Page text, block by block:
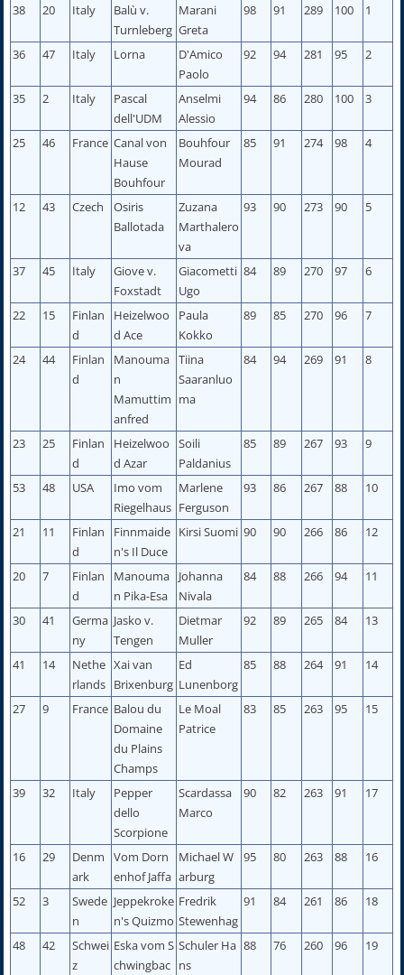
38 20 Italy
Balù v.
Turnleberg
Marani
Greta
98 91 289 100 1
36 47 Italy Lorna
D'Amico
Paolo
92 94 281 95 2
35 2 Italy
Pascal
dell'UDM
Anselmi
Alessio
94 86 280 100 3
25 46 France Canal von
Hause
Bouhfour
Bouhfour
Mourad
85 91 274 98 4
12 43 Czech
Osiris
Ballotada
Zuzana
Marthalero
va
93 90 273 90 5
37 45 Italy
Giove v.
Foxstadt
Giacometti
Ugo
84 89 270 97 6
22 15
Finlan
d
Heizelwoo
d Ace
Paula
Kokko
89 85 270 96 7
24 44
Finlan
d
Manouma
n
Mamuttim
anfred
Tiina
Saaranluo
ma
84 94 269 91 8
23 25
Finlan
d
Heizelwoo
d Azar
Soili
Paldanius
85 89 267 93 9
53 48 USA
Imo vom
Riegelhaus
Marlene
Ferguson
93 86 267 88 10
21 11
Finlan
d
Finnmaide
n's Il Duce
Kirsi Suomi 90 90 266 86 12
20 7
Finlan
d
Manouma
n Pika-Esa
Johanna
Nivala
84 88 266 94 11
30 41
Germa
ny
Jasko v.
Tengen
Dietmar
Muller
92 89 265 84 13
41 14
Nethe
rlands
Xai van
Brixenburg
Ed
Lunenborg
85 88 264 91 14
27 9 France Balou du
Domaine
du Plains
Champs
Le Moal
Patrice
83 85 263 95 15
39 32 Italy
Pepper
dello
Scorpione
Scardassa
Marco
90 82 263 91 17
16 29
Denm
ark
Vom Dorn
enhof Jaffa
Michael W
arburg
95 80 263 88 16
52 3
Swede
n
Jeppekroke
n's Quizmo
Fredrik
Stewenhag
91 84 261 86 18
48 42
Schwei
z
Eska vom S
chwingbac
Schuler Ha
ns
88 76 260 96 19